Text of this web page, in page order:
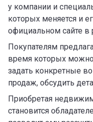
у компании и
которых меняется и
официальном сайте в
Покупателям
время которых
задать конкретные
продаж, обсудить
Приобретая
становится